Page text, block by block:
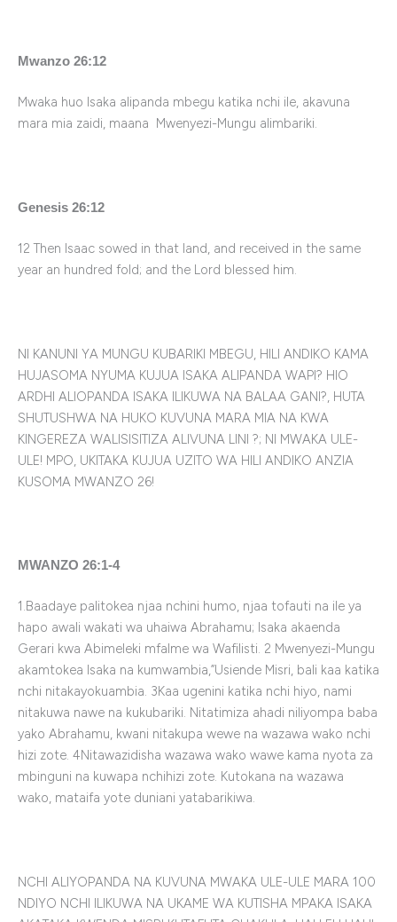
Mwanzo 26:12
Mwaka huo Isaka alipanda mbegu katika nchi ile, akavuna
mara mia zaidi, maana Mwenyezi-Mungu alimbariki.
Genesis 26:12
12 Then Isaac sowed in that land, and received in the same
year an hundred fold; and the Lord blessed him.
NI KANUNI YA MUNGU KUBARIKI MBEGU, HILI ANDIKO KAMA
HUJASOMA NYUMA KUJUA ISAKA ALIPANDA WAPI? HIO
ARDHI ALIOPANDA ISAKA ILIKUWA NA BALAA GANI?, HUTA
SHUTUSHWA NA HUKO KUVUNA MARA MIA NA KWA
KINGEREZA WALISISITIZA ALIVUNA LINI ?; NI MWAKA ULE-
ULE! MPO, UKITAKA KUJUA UZITO WA HILI ANDIKO ANZIA
KUSOMA MWANZO 26!
MWANZO 26:1-4
1.Baadaye palitokea njaa nchini humo, njaa tofauti na ile ya
hapo awali wakati wa uhaiwa Abrahamu; lsaka akaenda
Gerari kwa Abimeleki mfalme wa Wafilisti. 2 Mwenyezi-Mungu
akamtokea Isaka na kumwambia,”Usiende Misri, bali kaa katika
nchi nitakayokuambia. 3Kaa ugenini katika nchi hiyo, nami
nitakuwa nawe na kukubariki. Nitatimiza ahadi niliyompa baba
yako Abrahamu, kwani nitakupa wewe na wazawa wako nchi
hizi zote. 4Nitawazidisha wazawa wako wawe kama nyota za
mbinguni na kuwapa nchihizi zote. Kutokana na wazawa
wako, mataifa yote duniani yatabarikiwa.
NCHI ALIYOPANDA NA KUVUNA MWAKA ULE-ULE MARA 100
NDIYO NCHI ILIKUWA NA UKAME WA KUTISHA MPAKA ISAKA